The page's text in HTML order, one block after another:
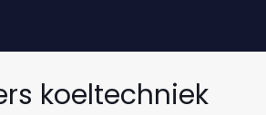
koeltechniek